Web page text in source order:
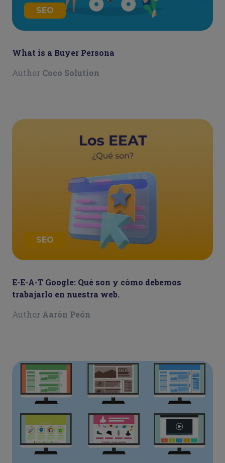
SEO
What is a Buyer Persona
Author Coco Solution
SEO
E-E-A-T Google: Qué son y cómo debemos
trabajarlo en nuestra web.
Author Aarón Peón